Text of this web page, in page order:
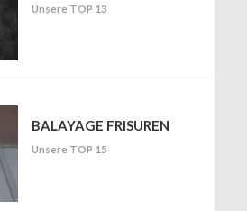
Unsere TOP 13
BALAYAGE FRISUREN
Unsere TOP 15